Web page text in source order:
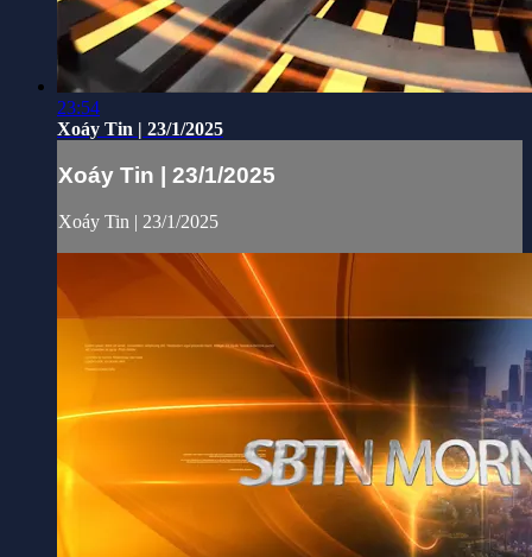
23:54
Xoáy Tin | 23/1/2025
Xoáy Tin | 23/1/2025
Xoáy Tin | 23/1/2025